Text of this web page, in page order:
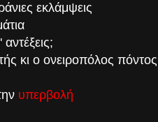
εκλάμψεις
κι ο ονειροπόλος πόντος
υπερβολή